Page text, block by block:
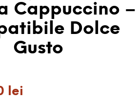
Cappuccino –
Dolce
Gusto
lei